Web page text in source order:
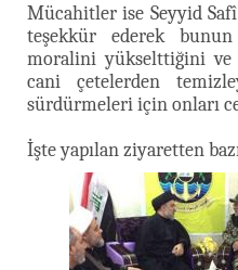
Mücahitler ise Seyyid
teşekkür ederek
moralini yükselttiğini ve
cani çetelerden
sürdürmeleri için onları
İşte yapılan ziyaretten